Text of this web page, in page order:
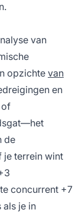
van
opzichte van
en
of
de
terrein wint
concurrent +7
als je in